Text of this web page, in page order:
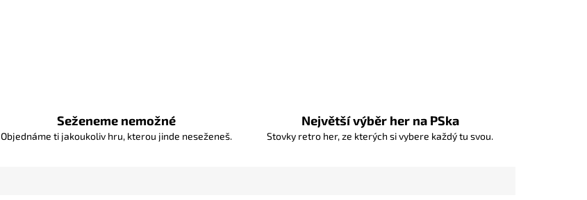
Seženeme nemožné
Objednáme ti jakoukoliv hru, kterou jinde neseženeš.
Největší výběr her na PSka
Stovky retro her, ze kterých si vybere každý tu svou.